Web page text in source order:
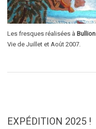
Les fresques réalisées à Bullion
Vie de Juillet et Août 2007.
EXPÉDITION 2025 !